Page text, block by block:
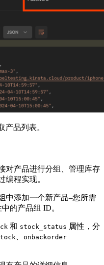
产品列表。
对产品进行分组、管理库存
编程实现。
中添加一个新产品–您所需
中的产品组 ID。
和 stock_status 属性，分
onbackorder